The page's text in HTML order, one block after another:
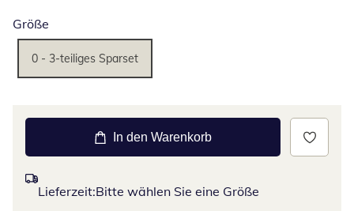
Größe
0 - 3-teiliges Sparset
In den Warenkorb
Lieferzeit:Bitte wählen Sie eine Größe